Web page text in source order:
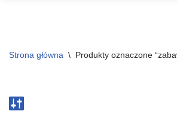
Strona główna \ Produkty oznaczone